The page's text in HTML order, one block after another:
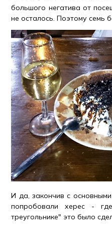
большого негатива от
не осталось. Поэтому семь
И да, закончив с
попробовали херес -
треугольнике" это было